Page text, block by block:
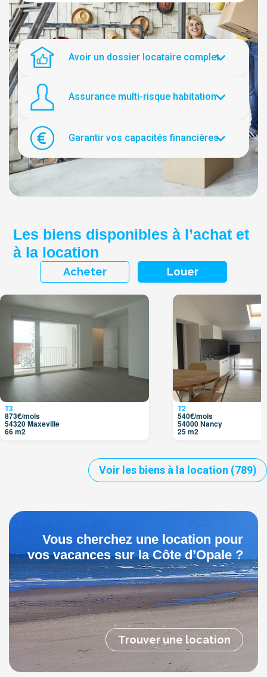
Avoir un dossier locataire complet
Assurance multi-risque habitation
Garantir vos capacités financières
Les biens disponibles à l’achat et
à la location
Acheter Louer
T3
873€/mois
54320 Maxeville
66 m2
T2
540€/mois
54000 Nancy
25 m2
Voir les biens à la location (789)
Vous cherchez une location pour
vos vacances sur la Côte d’Opale ?
Trouver une location